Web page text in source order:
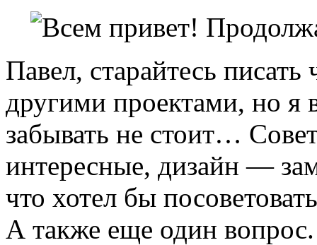
Павел, старайтесь
другими проектами, но я
забывать не стоит…
интересные, дизайн —
что хотел бы
А также еще один вопрос.